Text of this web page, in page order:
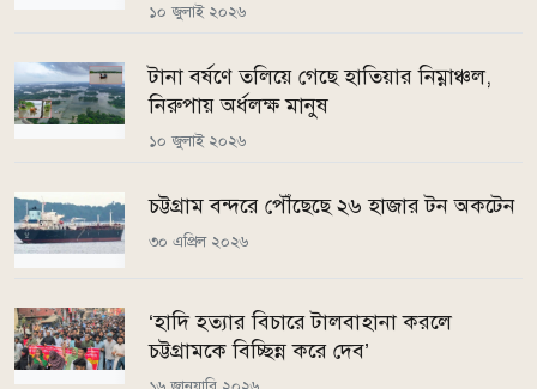
১০ জুলাই ২০২৬
টানা বর্ষণে তলিয়ে গেছে হাতিয়ার নিম্নাঞ্চল,
নিরুপায় অর্ধলক্ষ মানুষ
১০ জুলাই ২০২৬
চট্টগ্রাম বন্দরে পৌঁছেছে ২৬ হাজার টন অকটেন
৩০ এপ্রিল ২০২৬
‘হাদি হত্যার বিচারে টালবাহানা করলে
চট্টগ্রামকে বিচ্ছিন্ন করে দেব’